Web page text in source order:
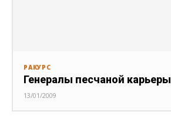
РАКУРС
Генералы песчаной карьеры
13/01/2009